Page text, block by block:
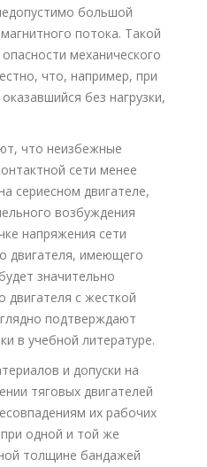
большой
потока. Такой
механического
что, например, при
без нагрузки,
что неизбежные
сети менее
сериесном двигателе,
возбуждения
напряжения сети
двигателя, имеющего
значительно
с жесткой
подтверждают
в учебной литературе.
и допуски на
тяговых двигателей
их рабочих
одной и той же
толщине бандажей